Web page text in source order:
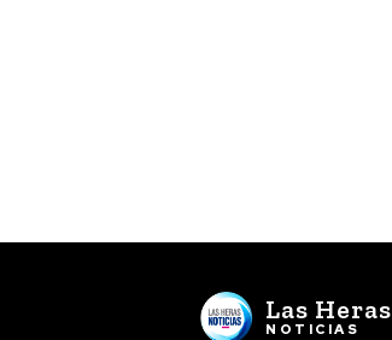
Las Heras
NOTICIAS